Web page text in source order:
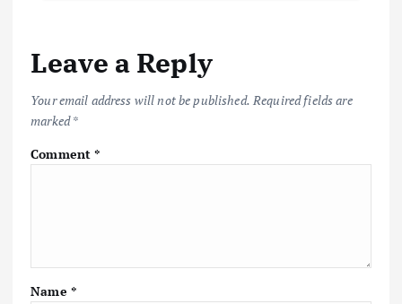
Leave a Reply
Your email address will not be published. Required fields are
marked*
Comment*
Name *